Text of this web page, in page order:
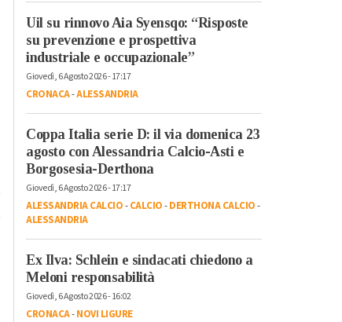
Uil su rinnovo Aia Syensqo: “Risposte
su prevenzione e prospettiva
industriale e occupazionale”
Giovedì, 6 Agosto 2026 - 17:17
CRONACA-ALESSANDRIA
Coppa Italia serie D: il via domenica 23
agosto con Alessandria Calcio-Asti e
Borgosesia-Derthona
Giovedì, 6 Agosto 2026 - 17:17
ALESSANDRIA CALCIO-CALCIO-DERTHONA CALCIO-
ALESSANDRIA
Ex Ilva: Schlein e sindacati chiedono a
Meloni responsabilità
Giovedì, 6 Agosto 2026 - 16:02
CRONACA-NOVI LIGURE